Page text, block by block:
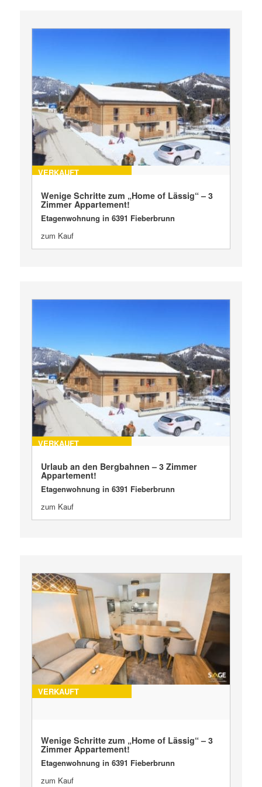
VERKAUFT
Wenige Schritte zum „Home of Lässig“ – 3
Zimmer Appartement!
Etagenwohnung in 6391 Fieberbrunn
zum Kauf
VERKAUFT
Urlaub an den Bergbahnen – 3 Zimmer
Appartement!
Etagenwohnung in 6391 Fieberbrunn
zum Kauf
VERKAUFT
Wenige Schritte zum „Home of Lässig“ – 3
Zimmer Appartement!
Etagenwohnung in 6391 Fieberbrunn
zum Kauf